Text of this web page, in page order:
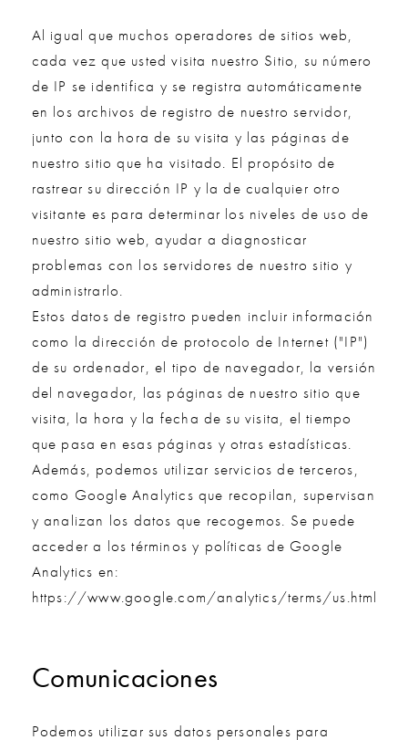
Al igual que muchos operadores de sitios web,
cada vez que usted visita nuestro Sitio, su número
de IP se identifica y se registra automáticamente
en los archivos de registro de nuestro servidor,
junto con la hora de su visita y las páginas de
nuestro sitio que ha visitado. El propósito de
rastrear su dirección IP y la de cualquier otro
visitante es para determinar los niveles de uso de
nuestro sitio web, ayudar a diagnosticar
problemas con los servidores de nuestro sitio y
administrarlo.
Estos datos de registro pueden incluir información
como la dirección de protocolo de Internet ("IP")
de su ordenador, el tipo de navegador, la versión
del navegador, las páginas de nuestro sitio que
visita, la hora y la fecha de su visita, el tiempo
que pasa en esas páginas y otras estadísticas.
Además, podemos utilizar servicios de terceros,
como Google Analytics que recopilan, supervisan
y analizan los datos que recogemos. Se puede
acceder a los términos y políticas de Google
Analytics en:
https://www.google.com/analytics/terms/us.html
Comunicaciones
Podemos utilizar sus datos personales para